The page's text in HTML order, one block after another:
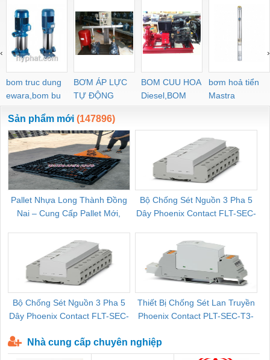
bom truc dung
ewara,bom bu
ewara
BƠM ÁP LỰC
TỰ ĐỘNG
BOM CUU HOA
Diesel,BOM
CHUA CHAY
bơm hoả tiển
Mastra
‹ ›
Sản phẩm mới (147896)
Pallet Nhựa Long Thành Đồng
Nai – Cung Cấp Pallet Mới,
Bộ Chống Sét Nguồn 3 Pha 5
Dây Phoenix Contact FLT-SEC-
Bộ Chống Sét Nguồn 3 Pha 5
Dây Phoenix Contact FLT-SEC-
Thiết Bị Chống Sét Lan Truyền
Phoenix Contact PLT-SEC-T3-
Nhà cung cấp chuyên nghiệp